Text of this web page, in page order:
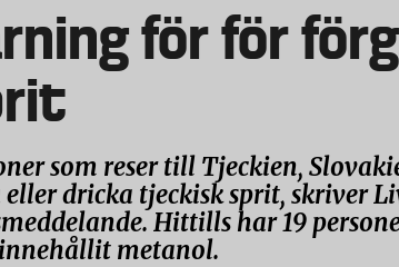
för för
som reser till Tjeckien,
eller dricka tjeckisk sprit, skriver
Hittills har 19
metanol.